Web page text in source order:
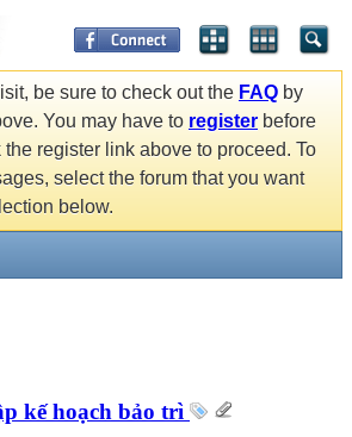
be sure to check out the FAQ by
You may have to register before
register link above to proceed. To
select the forum that you want
below.
kế hoạch bảo trì